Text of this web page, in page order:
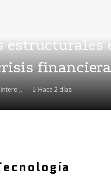
estructurales
J. Hace 2 días